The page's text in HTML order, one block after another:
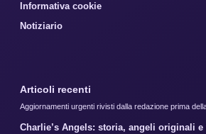
Informativa cookie
Notiziario
Articoli recenti
Aggiornamenti urgenti rivisti dalla redazione prima
Charlie’s Angels: storia, angeli originali